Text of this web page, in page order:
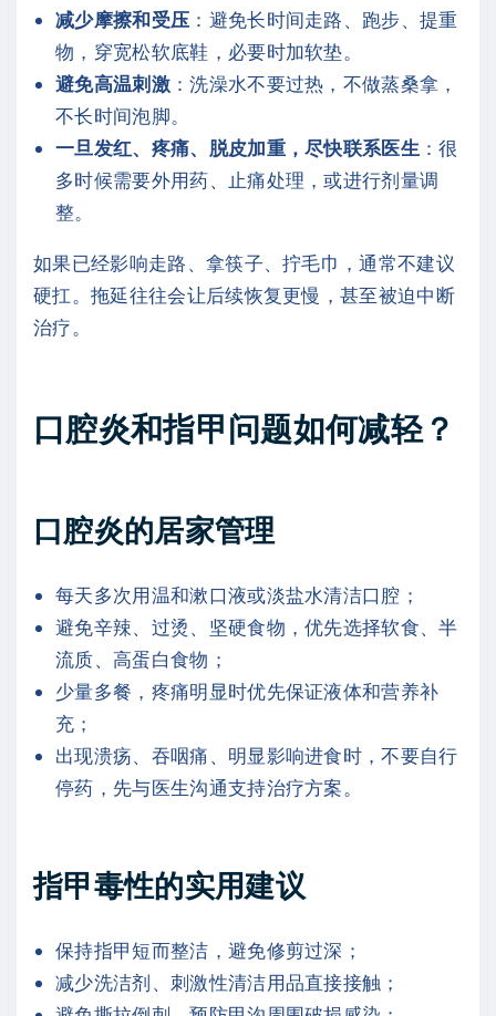
减少摩擦和受压 ：避免长时间走路、跑步、提重
物，穿宽松软底鞋，必要时加软垫。
避免高温刺激：洗澡水不要过热，不做蒸桑拿，
不长时间泡脚。
一旦发红、疼痛、脱皮加重，尽快联系医生 ：很
多时候需要外用药、止痛处理，或进行剂量调
整。
如果已经影响走路、拿筷子、拧毛巾，通常不建议
硬扛。拖延往往会让后续恢复更慢，甚至被迫中断
治疗。
口腔炎和指甲问题如何减轻？
口腔炎的居家管理
每天多次用温和漱口液或淡盐水清洁口腔；
避免辛辣、过烫、坚硬食物，优先选择软食、半
流质、高蛋白食物；
少量多餐，疼痛明显时优先保证液体和营养补
充；
出现溃疡、吞咽痛、明显影响进食时，不要自行
停药，先与医生沟通支持治疗方案。
指甲毒性的实用建议
保持指甲短而整洁，避免修剪过深；
减少洗洁剂、刺激性清洁用品直接接触；